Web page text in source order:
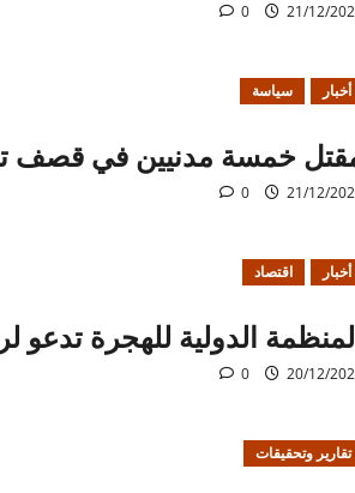
21/12/
0
أخبار سياسة
خمسة مدنيين في قصف
21/12/
0
أخبار اقتصاد
الدولية للهجرة تدعو
20/12/
0
تقارير وتحقيقات